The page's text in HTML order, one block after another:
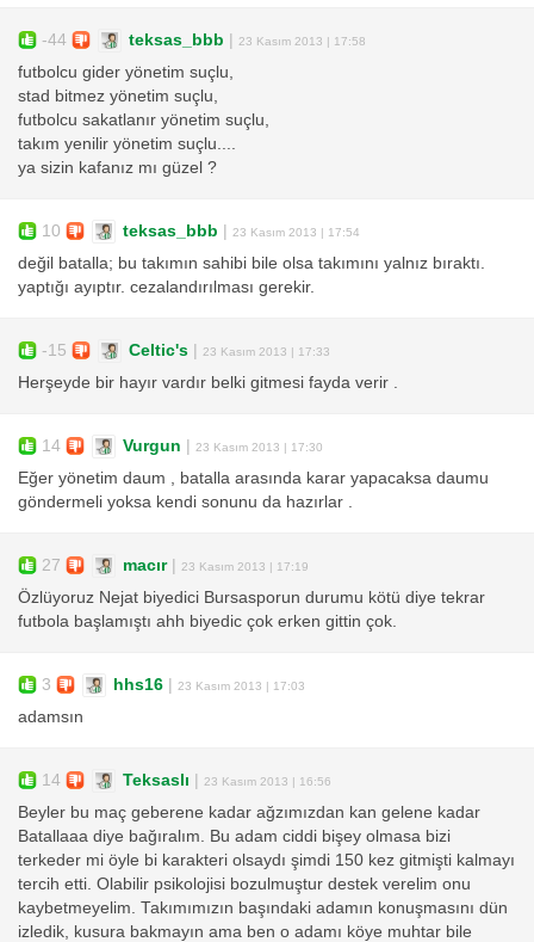
-44 teksas_bbb | 23 Kasım 2013 | 17:58
futbolcu gider yönetim suçlu,
stad bitmez yönetim suçlu,
futbolcu sakatlanır yönetim suçlu,
takım yenilir yönetim suçlu....
ya sizin kafanız mı güzel ?
10 teksas_bbb | 23 Kasım 2013 | 17:54
değil batalla; bu takımın sahibi bile olsa takımını yalnız bıraktı.
yaptığı ayıptır. cezalandırılması gerekir.
-15 Celtic's | 23 Kasım 2013 | 17:33
Herşeyde bir hayır vardır belki gitmesi fayda verir .
14 Vurgun | 23 Kasım 2013 | 17:30
Eğer yönetim daum , batalla arasında karar yapacaksa daumu
göndermeli yoksa kendi sonunu da hazırlar .
27 macır| 23 Kasım 2013 | 17:19
Özlüyoruz Nejat biyedici Bursasporun durumu kötü diye tekrar
futbola başlamıştı ahh biyedic çok erken gittin çok.
3 hhs16 | 23 Kasım 2013 | 17:03
adamsın
14 Teksaslı | 23 Kasım 2013 | 16:56
Beyler bu maç geberene kadar ağzımızdan kan gelene kadar
Batallaaa diye bağıralım. Bu adam ciddi bişey olmasa bizi
terkeder mi öyle bi karakteri olsaydı şimdi 150 kez gitmişti kalmayı
tercih etti. Olabilir psikolojisi bozulmuştur destek verelim onu
kaybetmeyelim. Takımımızın başındaki adamın konuşmasını dün
izledik, kusura bakmayın ama ben o adamı köye muhtar bile